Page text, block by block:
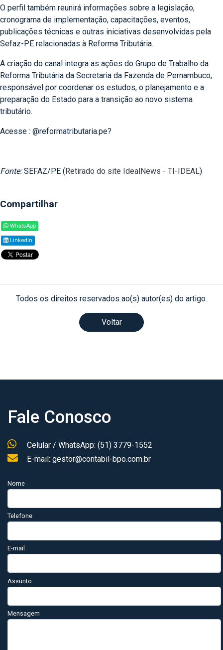
O perfil também reunirá informações sobre a legislação,
cronograma de implementação, capacitações, eventos,
publicações técnicas e outras iniciativas desenvolvidas pela
Sefaz-PE relacionadas à Reforma Tributária.
A criação do canal integra as ações do Grupo de Trabalho da
Reforma Tributária da Secretaria da Fazenda de Pernambuco,
responsável por coordenar os estudos, o planejamento e a
preparação do Estado para a transição ao novo sistema
tributário.
Acesse : @reformatributaria.pe?
Fonte:SEFAZ/PE (Retirado do site IdealNews - TI-IDEAL)
Compartilhar
WhatsApp
Linkedin
Todos os direitos reservados ao(s) autor(es) do artigo.
Voltar
Fale Conosco
Celular / WhatsApp: (51) 3779-1552
E-mail: gestor@contabil-bpo.com.br
Nome
Telefone
E-mail
Assunto
Mensagem